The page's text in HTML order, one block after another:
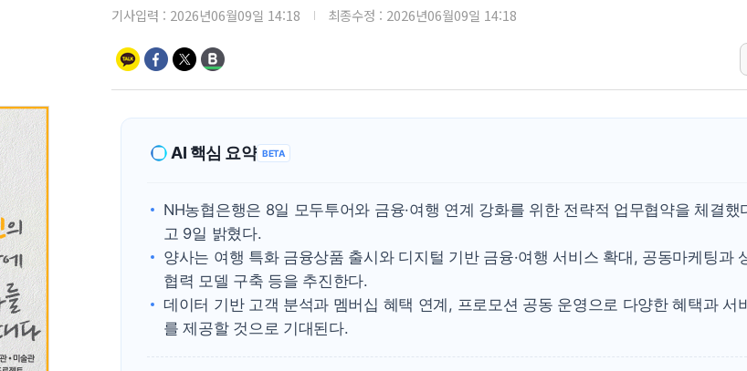
폭염 누그러지고 가뭄 숙지나
사우디·튀르키예·파키스탄, '
신길동 신축도 3.3㎡당 7250
용산공원·그린벨트로 또 충돌
기사입력 : 2026년06월09일 14:18 최종수정 : 2026년06월09일 14:18
AI 핵심 요약 BETA
NH농협은행은 8일 모두투어와 금융·여행 연계 강화를 위한 전략적 업무협약을 체결했
고 9일 밝혔다.
양사는 여행 특화 금융상품 출시와 디지털 기반 금융·여행 서비스 확대, 공동마케팅과
협력 모델 구축 등을 추진한다.
데이터 기반 고객 분석과 멤버십 혜택 연계, 프로모션 공동 운영으로 다양한 혜택과 서
를 제공할 것으로 기대된다.